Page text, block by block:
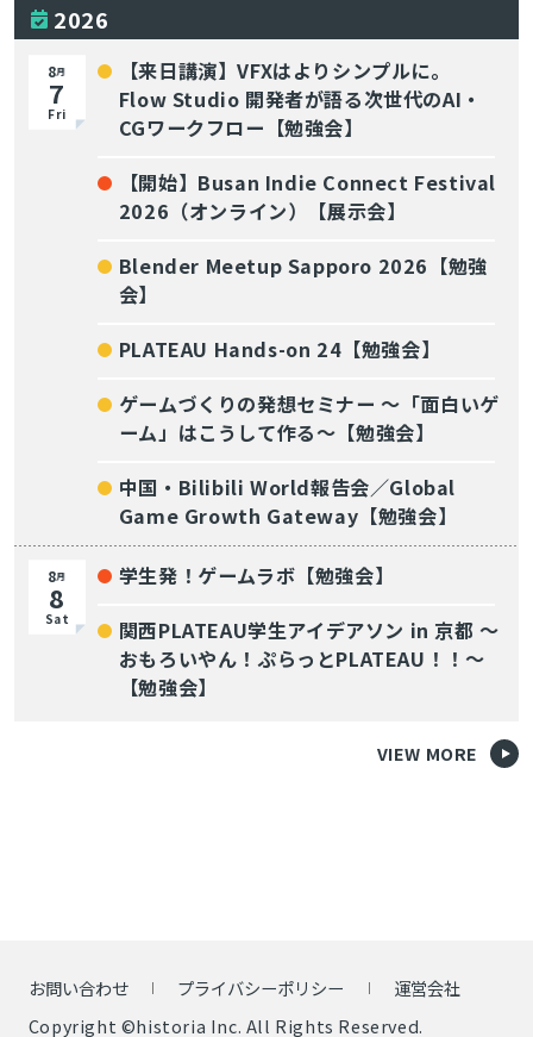
2026
8月
7
Fri
【来日講演】VFXはよりシンプルに。
Flow Studio 開発者が語る次世代のAI・
CGワークフロー【勉強会】
【開始】Busan Indie Connect Festival
2026（オンライン）【展示会】
Blender Meetup Sapporo 2026【勉強
会】
PLATEAU Hands-on 24【勉強会】
ゲームづくりの発想セミナー ～「面白いゲ
ーム」はこうして作る～【勉強会】
中国・Bilibili World報告会／Global
Game Growth Gateway【勉強会】
8月
8
Sat
学生発！ゲームラボ【勉強会】
関西PLATEAU学生アイデアソン in 京都 〜
おもろいやん！ぷらっとPLATEAU！！〜
【勉強会】
VIEW MORE
お問い合わせ プライバシーポリシー
運営会社
Copyright ©historia Inc. All Rights Reserved.